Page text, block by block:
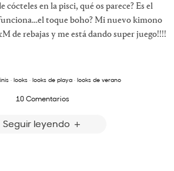
cócteles en la pisci, qué os parece? Es el
toque boho? Mi nuevo kimono
de rebajas y me está dando super juego!!!!
· looks · looks de playa · looks de verano
10 Comentarios
Seguir leyendo